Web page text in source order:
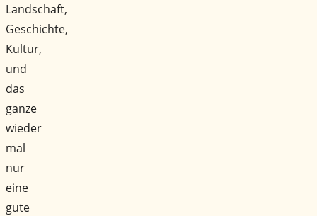
Landschaft,
Geschichte,
Kultur,
und
das
ganze
wieder
mal
nur
eine
gute